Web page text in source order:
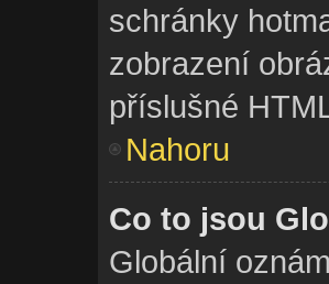
schránky
zobrazení
příslušné
Nahoru
Co to jsou
Globální